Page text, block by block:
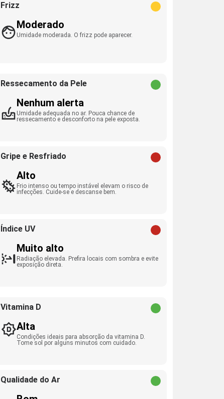
Frizz
Moderado
Umidade moderada. O frizz pode aparecer.
Ressecamento da Pele
Nenhum alerta
Umidade adequada no ar. Pouca chance de
ressecamento e desconforto na pele exposta.
Gripe e Resfriado
Alto
Frio intenso ou tempo instável elevam o risco de
infecções. Cuide-se e descanse bem.
Índice UV
Muito alto
Radiação elevada. Prefira locais com sombra e evite
exposição direta.
Vitamina D
Alta
Condições ideais para absorção da vitamina D.
Tome sol por alguns minutos com cuidado.
Qualidade do Ar